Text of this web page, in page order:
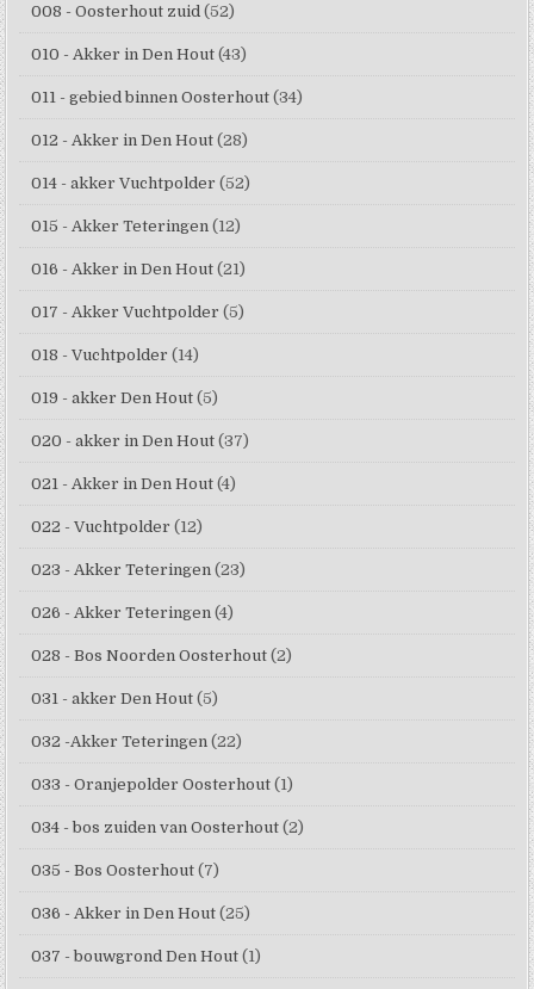
008 - Oosterhout zuid (52)
010 - Akker in Den Hout (43)
011 - gebied binnen Oosterhout (34)
012 - Akker in Den Hout (28)
014 - akker Vuchtpolder (52)
015 - Akker Teteringen (12)
016 - Akker in Den Hout (21)
017 - Akker Vuchtpolder (5)
018 - Vuchtpolder (14)
019 - akker Den Hout (5)
020 - akker in Den Hout (37)
021 - Akker in Den Hout (4)
022 - Vuchtpolder (12)
023 - Akker Teteringen (23)
026 - Akker Teteringen (4)
028 - Bos Noorden Oosterhout (2)
031 - akker Den Hout (5)
032 -Akker Teteringen (22)
033 - Oranjepolder Oosterhout (1)
034 - bos zuiden van Oosterhout (2)
035 - Bos Oosterhout (7)
036 - Akker in Den Hout (25)
037 - bouwgrond Den Hout (1)